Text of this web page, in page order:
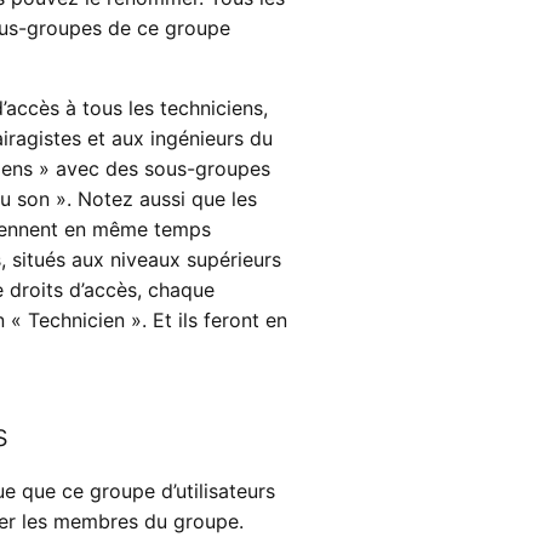
groupes de ce groupe
à tous les techniciens,
et aux ingénieurs du
» avec des sous-groupes
son ». Notez aussi que les
en même temps
situés aux niveaux supérieurs
d’accès, chaque
« Technicien ». Et ils feront en
que ce groupe d’utilisateurs
les membres du groupe.